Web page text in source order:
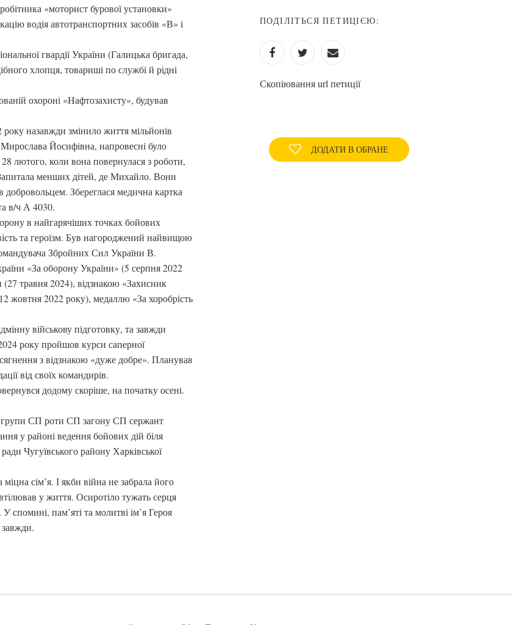
«моторист бурової установки»
водія автотранспортних засобів «В» і
гвардії України (Галицька бригада,
хлопця, товариші по службі й рідні
охороні «Нафтозахисту», будував
назавжди змінило життя мільйонів
Йосифівна, напровесні було
лютого, коли вона повернулася з роботи,
Запитала менших дітей, де Михайло. Вони
добровольцем. Збереглася медична картка
в/ч А 4030.
в найгарячіших точках бойових
та героїзм. Був нагороджений найвищою
Збройних Сил України В.
«За оборону України» (5 серпня 2022
травня 2024), відзнакою «Захисник
жовтня 2022 року), медаллю «За хоробрість
військову підготовку, та завжди
року пройшов курси саперної
з відзнакою «дуже добре». Планував
від своїх командирів.
додому скоріше, на початку осені.
групи СП роти СП загону СП сержант
у районі ведення бойових дій біля
Чугуївського району Харківської
сім’я. І якби війна не забрала його
у життя. Осиротіло тужать серця
спомині, пам’яті та молитві ім’я Героя
ПОДІЛІТЬСЯ ПЕТИЦІЄЮ:
Скопіювання url петиції
ДОДАТИ В ОБРАНЕ